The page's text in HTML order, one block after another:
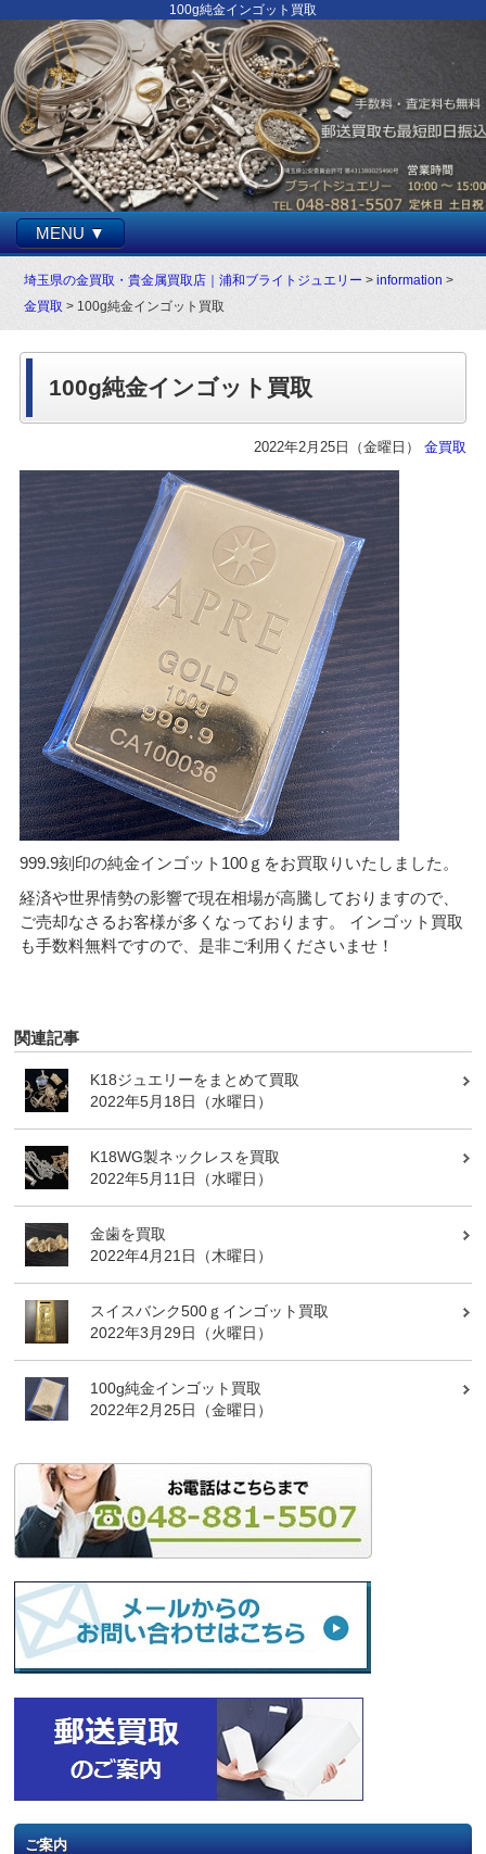
100g純金インゴット買取
MENU ▼
埼玉県の金買取・貴金属買取店｜浦和ブライトジュエリー >information >
金買取 > 100g純金インゴット買取
100g純金インゴット買取
2022年2月25日（金曜日） 金買取
999.9刻印の純金インゴット100ｇをお買取りいたしました。
経済や世界情勢の影響で現在相場が高騰しておりますので、
ご売却なさるお客様が多くなっております。 インゴット買取
も手数料無料ですので、是非ご利用くださいませ！
関連記事
K18ジュエリーをまとめて買取
2022年5月18日（水曜日）
K18WG製ネックレスを買取
2022年5月11日（水曜日）
金歯を買取
2022年4月21日（木曜日）
スイスバンク500ｇインゴット買取
2022年3月29日（火曜日）
100g純金インゴット買取
2022年2月25日（金曜日）
ご案内